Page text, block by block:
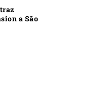
a São